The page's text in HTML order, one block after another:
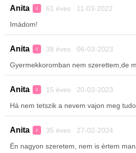
Anita ♀ 61 éves 11-03-2022
Imádom!
Anita ♀ 38 éves 06-03-2023
Gyermekkoromban nem szerettem,de
Anita ♀ 15 éves 20-03-2023
Há nem tetszik a nevem vajon meg
Anita ♀ 35 éves 27-02-2024
Én nagyon szeretem, nem is értem